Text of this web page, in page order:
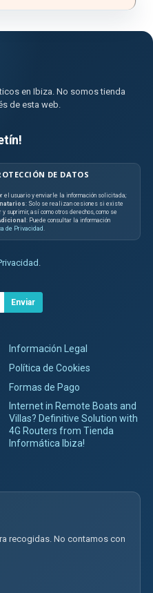
en Ibiza. No somos tienda
de esta web.
DE DATOS
el usuario y enviarle la información solicitada;
: Solo se realizan cesiones si existe
suprimir, así como otros derechos, como se
: Puede consultar la información
de Privacidad
Enviar
Información Legal
Política de Cookies
Formas de Pago
Internet in Remote Boats and
Villas? Definitive Solution with
4G Routers from Tienda
Informática Ibiza!
recogidas. No contamos con